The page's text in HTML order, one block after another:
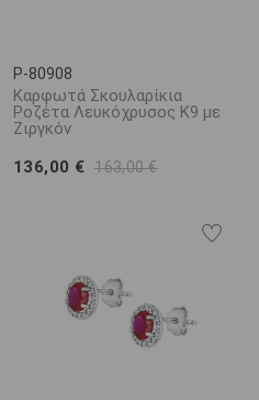
P-80908
Καρφωτά Σκουλαρίκια
Ροζέτα Λευκόχρυσος K9 με
Ζιργκόν
136,00 € 163,00 €